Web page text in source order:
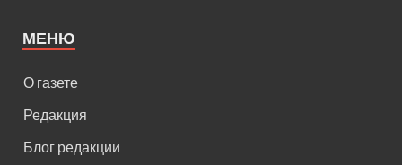
МЕНЮ
О газете
Редакция
Блог редакции